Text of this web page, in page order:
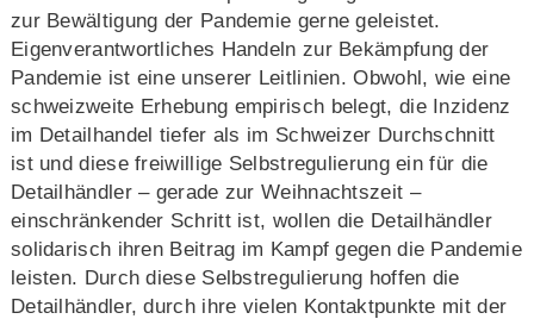
zur Bewältigung der Pandemie gerne geleistet.
Eigenverantwortliches Handeln zur Bekämpfung der
Pandemie ist eine unserer Leitlinien. Obwohl, wie eine
schweizweite Erhebung empirisch belegt, die Inzidenz
im Detailhandel tiefer als im Schweizer Durchschnitt
ist und diese freiwillige Selbstregulierung ein für die
Detailhändler – gerade zur Weihnachtszeit –
einschränkender Schritt ist, wollen die Detailhändler
solidarisch ihren Beitrag im Kampf gegen die Pandemie
leisten. Durch diese Selbstregulierung hoffen die
Detailhändler, durch ihre vielen Kontaktpunkte mit der